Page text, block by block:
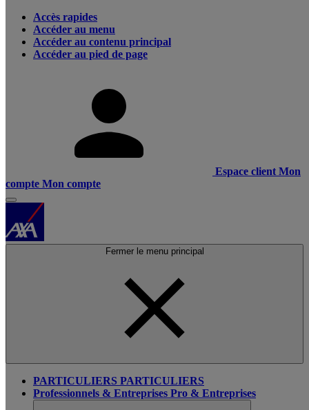
Accès rapides
Accéder au menu
Accéder au contenu principal
Accéder au pied de page
Espace client Mon
compte Mon compte
Fermer le menu principal
PARTICULIERS PARTICULIERS
Professionnels & Entreprises Pro & Entreprises